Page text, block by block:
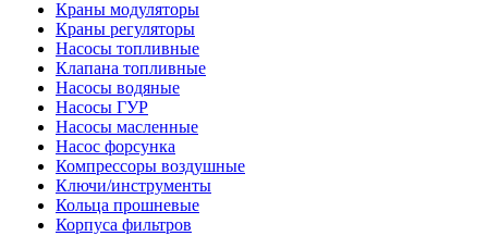
Краны модуляторы
Краны регуляторы
Насосы топливные
Клапана топливные
Насосы водяные
Насосы ГУР
Насосы масленные
Насос форсунка
Компрессоры воздушные
Ключи/инструменты
Кольца прошневые
Корпуса фильтров